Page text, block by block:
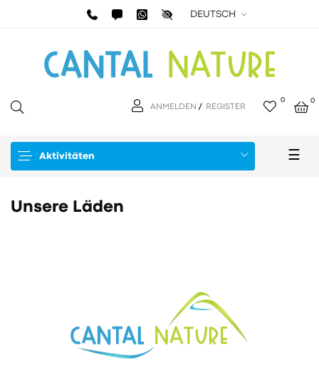
DEUTSCH
ANMELDEN / REGISTER
0 0
Aktivitäten ☰
Unsere Läden